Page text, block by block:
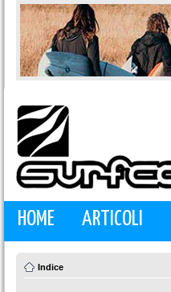
HOME ARTICOLI
Indice